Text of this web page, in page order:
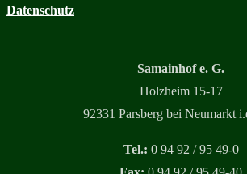
Datenschutz
Samainhof e. G.
Holzheim 15-17
92331 Parsberg bei Neumarkt
Tel.: 0 94 92 / 95 49-0